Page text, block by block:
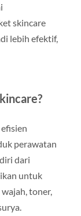
skincare
lebih efektif,
perawatan
dari
untuk
toner,